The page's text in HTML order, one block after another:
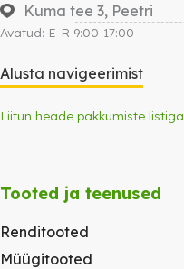
Kuma tee 3, Peetri
Avatud: E-R 9:00-17:00
Alusta navigeerimist
Liitun heade pakkumiste listiga
Tooted ja teenused
Renditooted
Müügitooted